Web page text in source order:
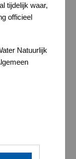
tijdelijk waar,
officieel
Natuurlijk